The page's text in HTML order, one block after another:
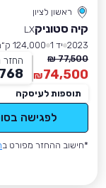
ראשון לציון
קיה סטוניקLX
2023 יד 1
124,000 ק״מ
77,500 ₪
74,500
₪
החזר
768
תוספות לעיסקה
לפגישה
*חישוב ההחזר מפורט ב